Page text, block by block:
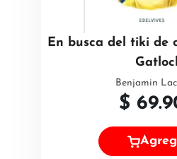
En busca del tiki de
Benjamin
$